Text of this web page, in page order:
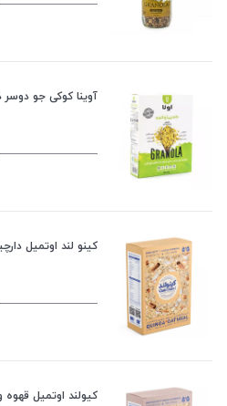
آوینا کوکی جو دوسر
کینو لند اوتمیل
کیولند اوتمیل قهوه